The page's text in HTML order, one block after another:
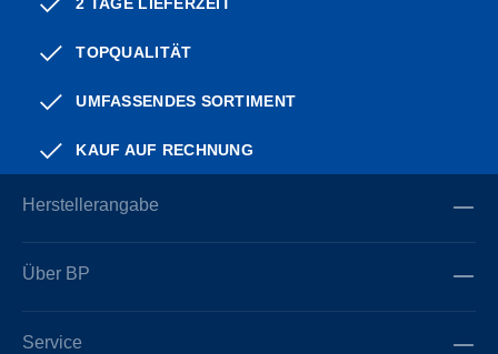
TOPQUALITÄT
UMFASSENDES SORTIMENT
KAUF AUF RECHNUNG
Herstellerangabe
Über BP
Service